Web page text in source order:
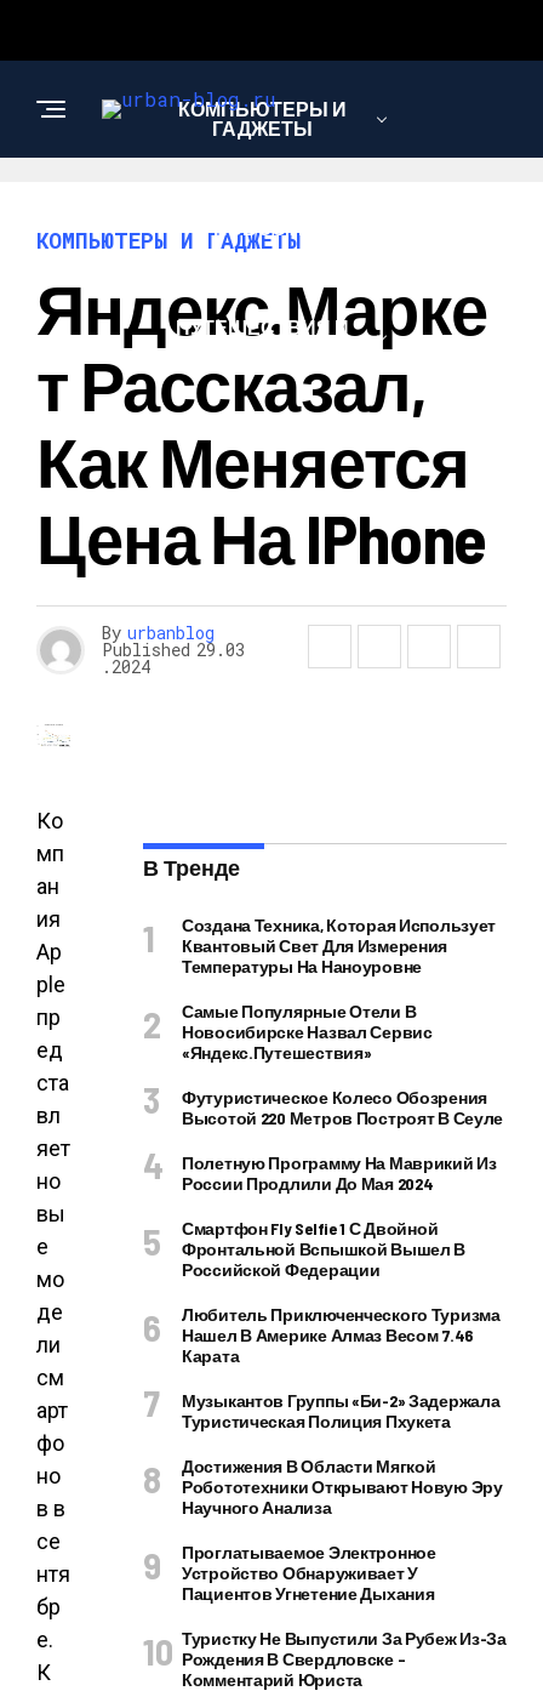
КОМПЬЮТЕРЫ И
ГАДЖЕТЫ
НОВОСТИ
ПУТЕШЕСТВИЯ И
КОМПЬЮТЕРЫ И ГАДЖЕТЫ
Яндекс.Марке
Т Рассказал,
Как Меняется
Цена На IPhone
By urbanblog
Published 29.03
.2024
Ко
мп
ан
ия
Ap
ple
пр
ед
ста
вл
яет
но
вы
е
мо
де
ли
см
арт
фо
но
в в
се
нтя
бр
е.
К
В Тренде
Создана Техника, Которая Использует
Квантовый Свет Для Измерения
Температуры На Наноуровне
Самые Популярные Отели В
Новосибирске Назвал Сервис
«Яндекс.Путешествия»
Футуристическое Колесо Обозрения
Высотой 220 Метров Построят В Сеуле
Полетную Программу На Маврикий Из
России Продлили До Мая 2024
Смартфон Fly Selfie 1 С Двойной
Фронтальной Вспышкой Вышел В
Российской Федерации
Любитель Приключенческого Туризма
Нашел В Америке Алмаз Весом 7.46
Карата
Музыкантов Группы «Би-2» Задержала
Туристическая Полиция Пхукета
Достижения В Области Мягкой
Робототехники Открывают Новую Эру
Научного Анализа
Проглатываемое Электронное
Устройство Обнаруживает У
Пациентов Угнетение Дыхания
Туристку Не Выпустили За Рубеж Из-За
Рождения В Свердловске –
Комментарий Юриста